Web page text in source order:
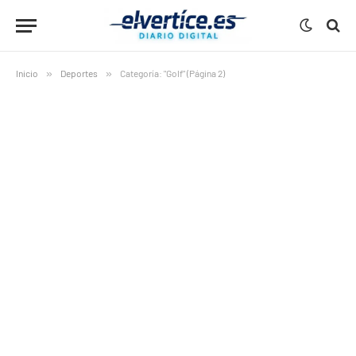
Inicio » Deportes » Categoría: "Golf" (Página 2)